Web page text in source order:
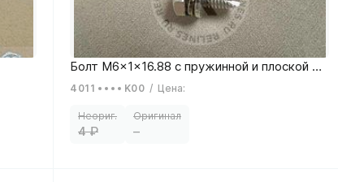
4011 K00 / Цена:
4 –